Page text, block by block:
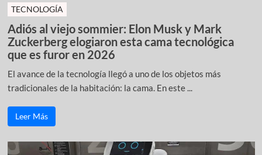
TECNOLOGÍA
Adiós al viejo sommier: Elon Musk y Mark
Zuckerberg elogiaron esta cama tecnológica
que es furor en 2026
El avance de la tecnología llegó a uno de los objetos más
tradicionales de la habitación: la cama. En este ...
Leer Más